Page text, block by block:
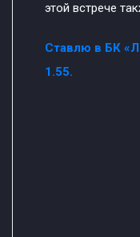
этой встрече
Ставлю в БК
1.55.